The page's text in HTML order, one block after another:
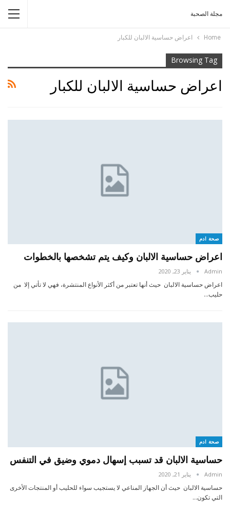
مجلة الصحبة
Home اعراض حساسية الالبان للكبار
Browsing Tag
اعراض حساسية الالبان للكبار
صحة ادم
اعراض حساسية الالبان وكيف يتم تشخصها بالخطوات
Admin يناير 23, 2020
اعراض حساسية الالبان حيث أنها تعتبر من أكثر الأنواع المنتشرة، فهي لا تأتي إلا من
حليب…
صحة ادم
حساسية الالبان قد تسبب إسهال دموي وضيق في التنفس
Admin يناير 21, 2020
حساسية الالبان حيث أن الجهاز المناعي لا يستجيب سواء للحليب أو المنتجات الأخرى
التي تكون…